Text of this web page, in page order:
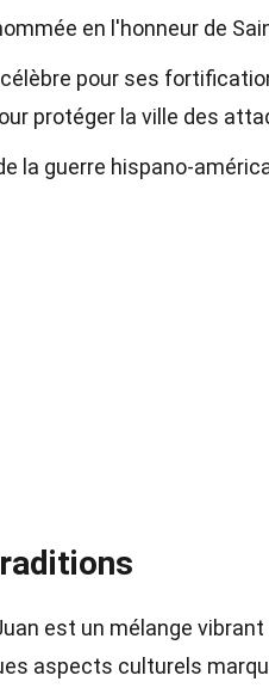
en l'honneur de
pour ses
protéger la ville des
la guerre hispano-
est un mélange
aspects culturels